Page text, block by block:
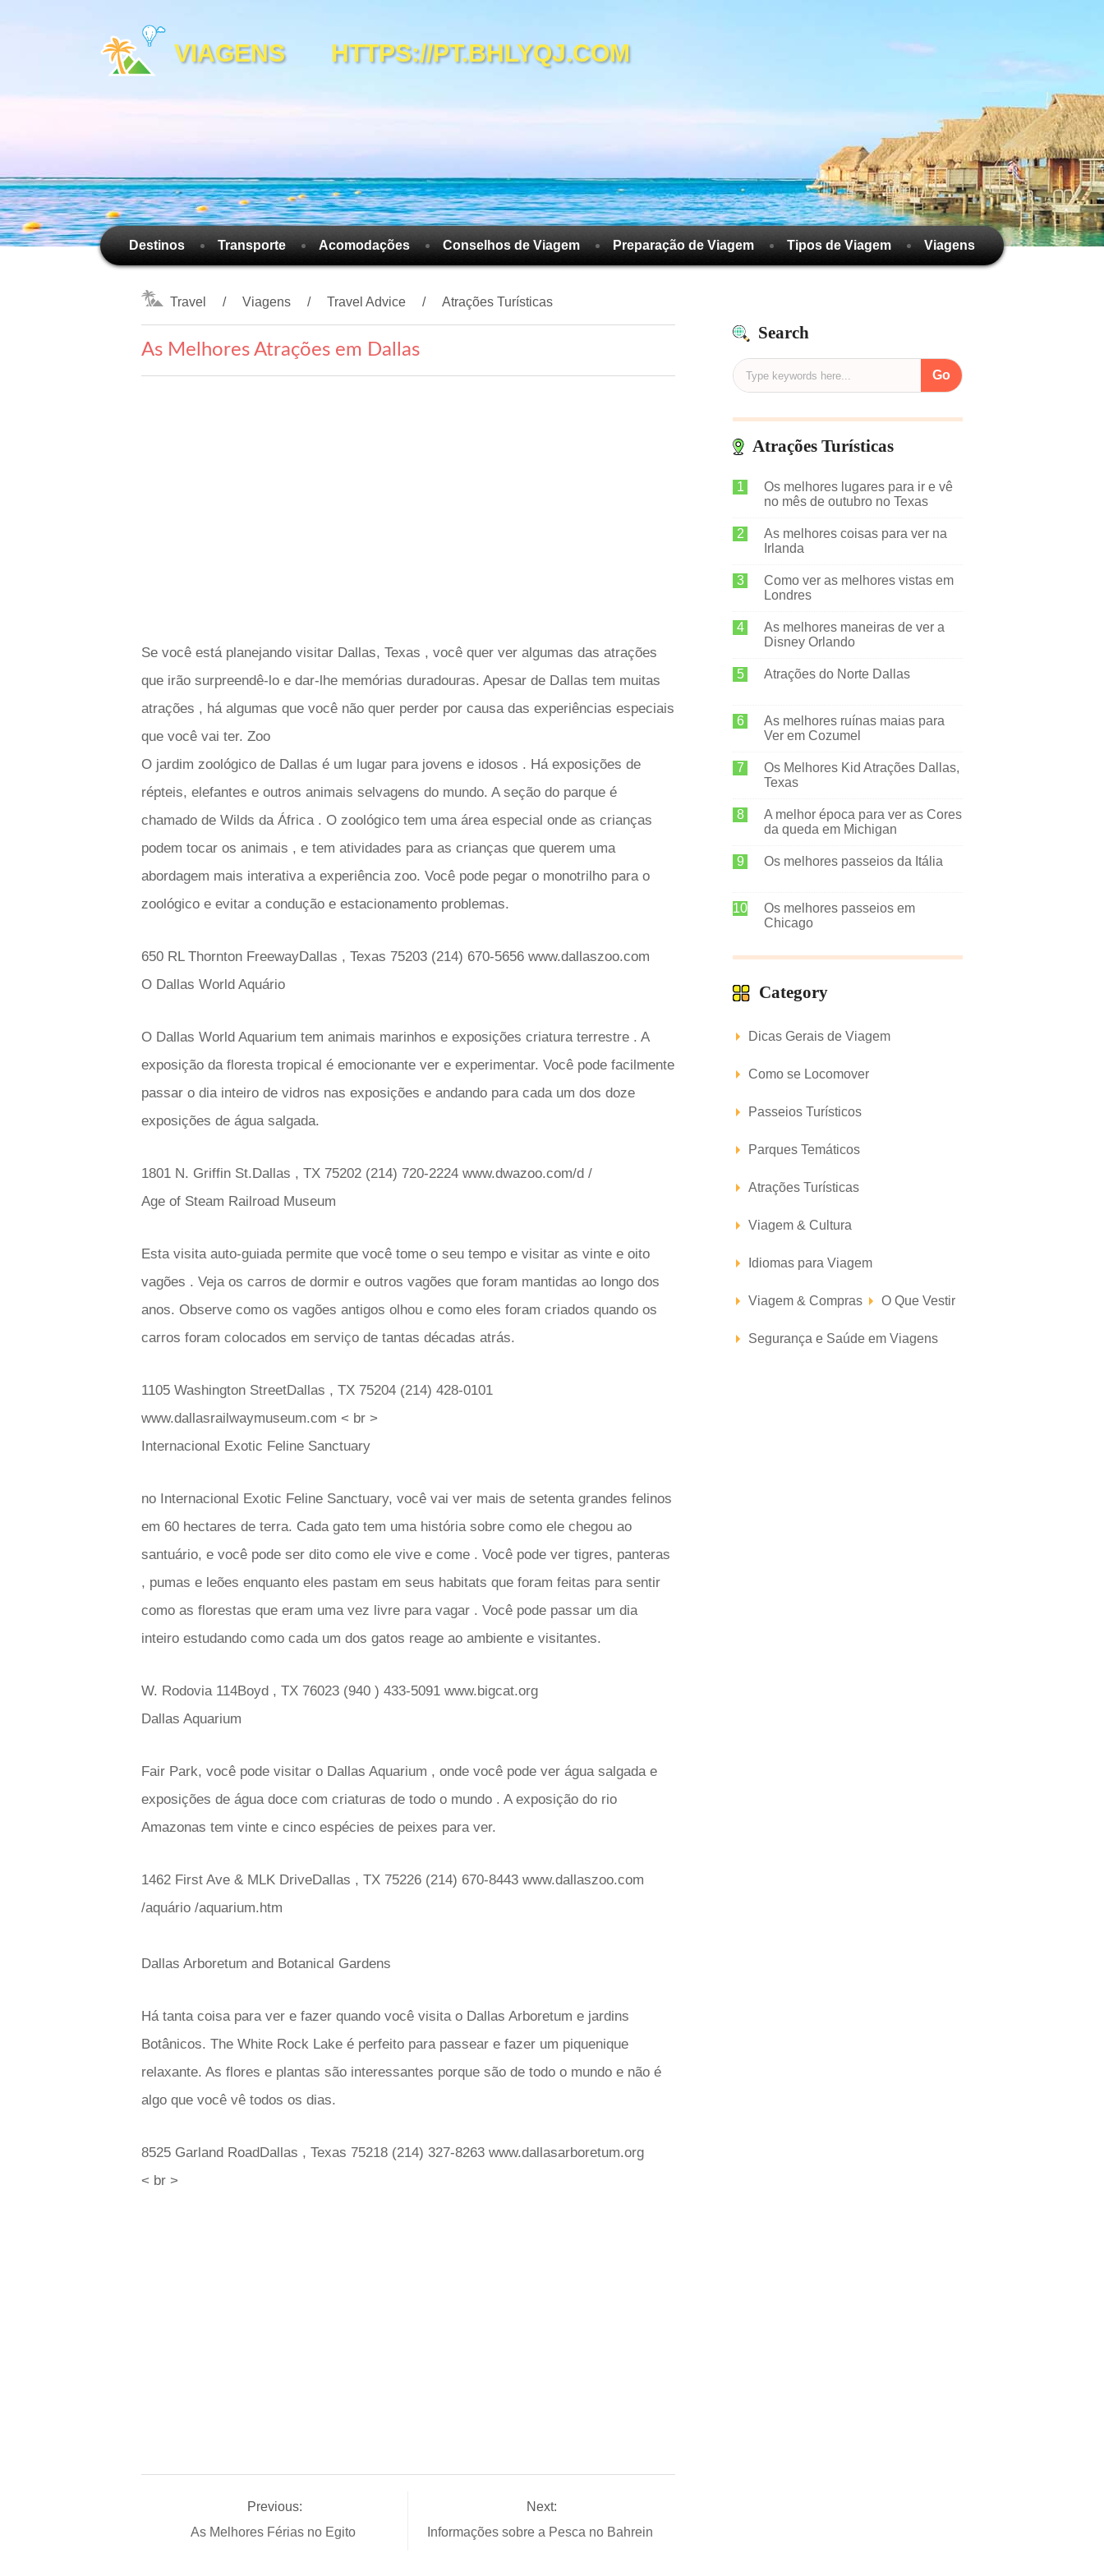
VIAGENS HTTPS://PT.BHLYQJ.COM
Destinos Transporte Acomodações Conselhos de Viagem Preparação de Viagem Tipos de Viagem Viagens
Travel Viagens Travel Advice Atrações Turísticas
As Melhores Atrações em Dallas
Se você está planejando visitar Dallas, Texas , você quer ver algumas das atrações
que irão surpreendê-lo e dar-lhe memórias duradouras. Apesar de Dallas tem muitas
atrações , há algumas que você não quer perder por causa das experiências especiais
que você vai ter. Zoo
O jardim zoológico de Dallas é um lugar para jovens e idosos . Há exposições de
répteis, elefantes e outros animais selvagens do mundo. A seção do parque é
chamado de Wilds da África . O zoológico tem uma área especial onde as crianças
podem tocar os animais , e tem atividades para as crianças que querem uma
abordagem mais interativa a experiência zoo. Você pode pegar o monotrilho para o
zoológico e evitar a condução e estacionamento problemas.
650 RL Thornton FreewayDallas , Texas 75203 (214) 670-5656 www.dallaszoo.com
O Dallas World Aquário
O Dallas World Aquarium tem animais marinhos e exposições criatura terrestre . A
exposição da floresta tropical é emocionante ver e experimentar. Você pode facilmente
passar o dia inteiro de vidros nas exposições e andando para cada um dos doze
exposições de água salgada.
1801 N. Griffin St.Dallas , TX 75202 (214) 720-2224 www.dwazoo.com/d /
Age of Steam Railroad Museum
Esta visita auto-guiada permite que você tome o seu tempo e visitar as vinte e oito
vagões . Veja os carros de dormir e outros vagões que foram mantidas ao longo dos
anos. Observe como os vagões antigos olhou e como eles foram criados quando os
carros foram colocados em serviço de tantas décadas atrás.
1105 Washington StreetDallas , TX 75204 (214) 428-0101
www.dallasrailwaymuseum.com < br >
Internacional Exotic Feline Sanctuary
no Internacional Exotic Feline Sanctuary, você vai ver mais de setenta grandes felinos
em 60 hectares de terra. Cada gato tem uma história sobre como ele chegou ao
santuário, e você pode ser dito como ele vive e come . Você pode ver tigres, panteras
, pumas e leões enquanto eles pastam em seus habitats que foram feitas para sentir
como as florestas que eram uma vez livre para vagar . Você pode passar um dia
inteiro estudando como cada um dos gatos reage ao ambiente e visitantes.
W. Rodovia 114Boyd , TX 76023 (940 ) 433-5091 www.bigcat.org
Dallas Aquarium
Fair Park, você pode visitar o Dallas Aquarium , onde você pode ver água salgada e
exposições de água doce com criaturas de todo o mundo . A exposição do rio
Amazonas tem vinte e cinco espécies de peixes para ver.
1462 First Ave & MLK DriveDallas , TX 75226 (214) 670-8443 www.dallaszoo.com
/aquário /aquarium.htm
Dallas Arboretum and Botanical Gardens
Há tanta coisa para ver e fazer quando você visita o Dallas Arboretum e jardins
Botânicos. The White Rock Lake é perfeito para passear e fazer um piquenique
relaxante. As flores e plantas são interessantes porque são de todo o mundo e não é
algo que você vê todos os dias.
8525 Garland RoadDallas , Texas 75218 (214) 327-8263 www.dallasarboretum.org
< br >
Previous:
As Melhores Férias no Egito
Next:
Informações sobre a Pesca no Bahrein
Search
Atrações Turísticas
Os melhores lugares para ir e vê
no mês de outubro no Texas
As melhores coisas para ver na
Irlanda
Como ver as melhores vistas em
Londres
As melhores maneiras de ver a
Disney Orlando
Atrações do Norte Dallas
As melhores ruínas maias para
Ver em Cozumel
Os Melhores Kid Atrações Dallas,
Texas
A melhor época para ver as Cores
da queda em Michigan
Os melhores passeios da Itália
Os melhores passeios em
Chicago
Category
Dicas Gerais de Viagem
Como se Locomover
Passeios Turísticos
Parques Temáticos
Atrações Turísticas
Viagem & Cultura
Idiomas para Viagem
Viagem & Compras O Que Vestir
Segurança e Saúde em Viagens